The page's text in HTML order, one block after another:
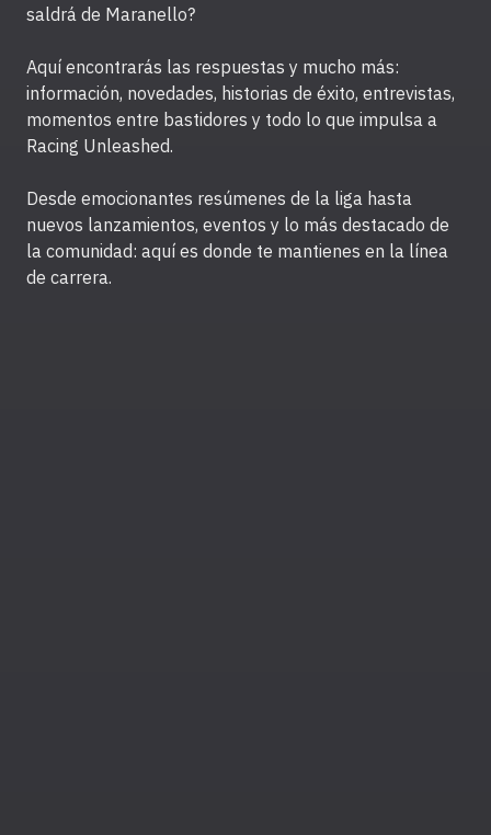
saldrá de Maranello?
Aquí encontrarás las respuestas y mucho más:
información, novedades, historias de éxito, entrevistas,
momentos entre bastidores y todo lo que impulsa a
Racing Unleashed.
Desde emocionantes resúmenes de la liga hasta
nuevos lanzamientos, eventos y lo más destacado de
la comunidad: aquí es donde te mantienes en la línea
de carrera.